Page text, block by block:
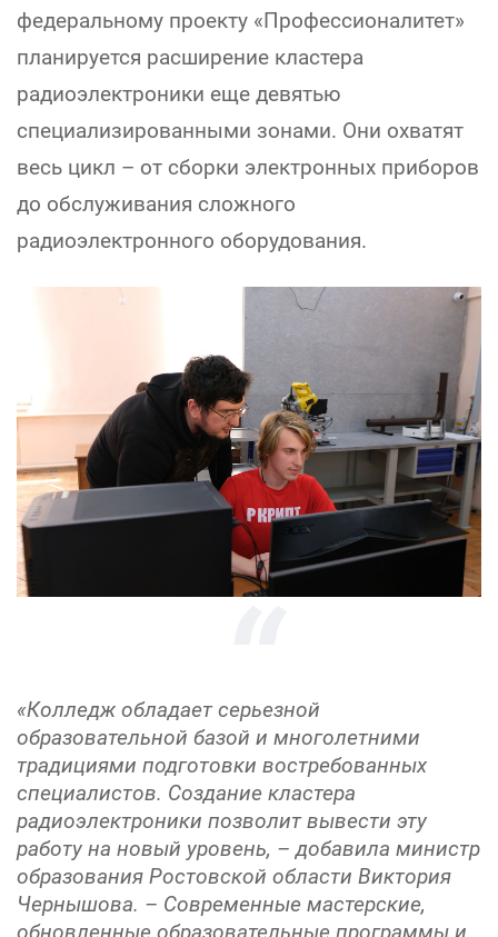
федеральному проекту «Профессионалитет»
планируется расширение кластера
радиоэлектроники еще девятью
специализированными зонами. Они охватят
весь цикл – от сборки электронных приборов
до обслуживания сложного
радиоэлектронного оборудования.
«Колледж обладает серьезной
образовательной базой и многолетними
традициями подготовки востребованных
специалистов. Создание кластера
радиоэлектроники позволит вывести эту
работу на новый уровень, – добавила министр
образования Ростовской области Виктория
Чернышова. – Современные мастерские,
обновленные образовательные программы и